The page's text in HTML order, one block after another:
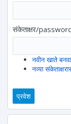
संकेताक्षर/
नवीन खाते बनवा
नव्या